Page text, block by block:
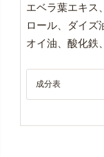
エベラ葉エキス
ロール、ダイズ
オイ油、酸化鉄
成分表